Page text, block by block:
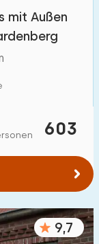
mit Außen
603
9,7